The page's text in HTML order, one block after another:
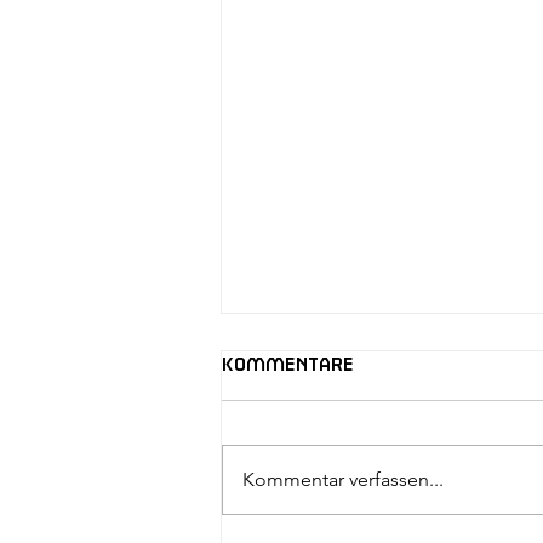
Kommentare
Kommentar verfassen...